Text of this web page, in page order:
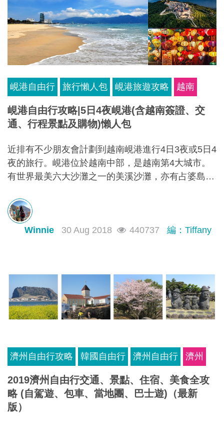
峴港自由行 旅行懶人包 峴港旅遊攻略 越南
峴港自由行攻略|5日4夜峴港(含越南簽證、交
通、行程景點及購物)懶人包
近排有不少朋友會計劃到越南峴港進行4日3夜或5日4
夜的旅行。峴港位於越南中部，是越南第4大城市。
有世界最美六大沙灘之一的美溪沙灘，亦有占婆島、
渡假好去處。小編剛從峴港回來，即為大家帶來最新
峴港自由行攻略，今次介紹5天4夜的懶人包有峴港行
程、交通、景點及購物攻略，要去峴港旅行的朋友不
Winnie 30 Aug 2018 440737 編：Tiffany
濟州自由行攻略 韓國自由行 濟州自由行 濟州
2019濟州自由行交通、景點、住宿、美食全攻
略 (自駕遊、包車、當地團、巴士遊)（最新
版）